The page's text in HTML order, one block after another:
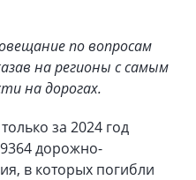
по вопросам
на регионы с самым
на дорогах.
за 2024 год
дорожно-
в которых погибли